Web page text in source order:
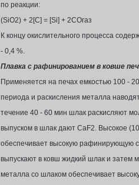
по реакции:
(SiO2) + 2[C] = [Si] + 2COгаз
К концу окислительного процесса
- 0,4 %.
Плавка с рафинированием в ковше
Применяется на печах емкостью 100 -
периода и раскисления металла
течение 40 - 60 мин шлак раскисляют
выпуском в шлак дают CaF2. Высокое
обеспечивает высокую рафинирующую
выпускают в ковш жидкий шлак и
металла со шлаком обеспечивает